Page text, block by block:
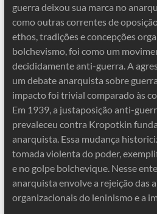
guerra deixou sua marca no
como outras correntes de
ethos, tradições e concepções
bolchevismo, foi como um
decididamente anti-guerra. A
um debate anarquista sobre
impacto foi trivial comparado às
Em 1939, a justaposição anti-
prevaleceu contra Kropotkin
anarquista. Essa mudança
tomada violenta do poder,
e no golpe bolchevique. Nesse
anarquista envolve a rejeição das
organizacionais do leninismo e a